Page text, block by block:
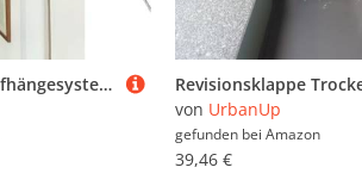
Bilderschienen Aufhängesystem Wanddeko-Bilderaufhängungssysteme für Zuhause Wandhalterung für Weiße Gipswände, Bilderschienen mit Haken und Verstellbarem Draht(3.3'/1m Cable,73"/185cm Track)
von UrbanUp
gefunden bei Amazon
39,46 €